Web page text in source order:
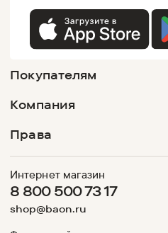
Покупателям
Компания
Права
Интернет магазин
8 800 500 73 17
shop@baon.ru